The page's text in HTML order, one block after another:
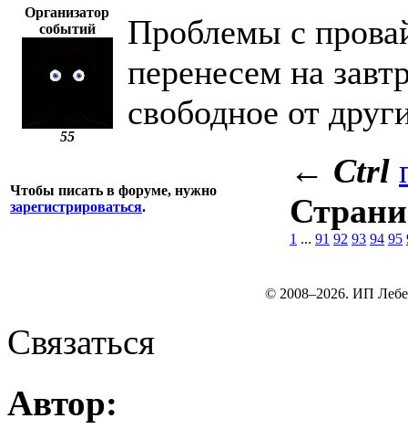
Организатор
событий
55
Проблемы с
перенесем на
свободное от
Чтобы писать в форуме, нужно
зарегистрироваться.
← Ctrl
1 ... 91 92 93 94 95
© 2008–2026. ИП
Связаться
Автор: